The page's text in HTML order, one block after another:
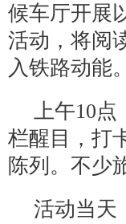
候车厅开展
活动，将阅
入铁路动能。
上午10点
栏醒目，打
陈列。不少
活动当天